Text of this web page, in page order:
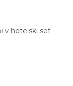
v hotelski sef